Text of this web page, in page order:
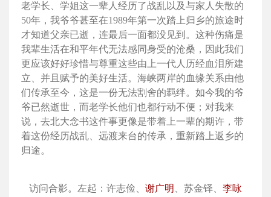
老学长、学姐这一辈人经历了战乱以及与家人失散的
50年，我爷爷甚至在1989年第一次踏上归乡的旅途时
才知道父亲已逝，连最后一面都没见到。这种伤痛是
我辈生活在和平年代无法感同身受的沧桑，因此我们
更应该好好珍惜与尊重这些由上一代人历经血泪所建
立、并且赋予的美好生活。海峡两岸的血缘关系由他
们传承至今，这是一份无法割舍的羁绊。如今我的爷
爷已然逝世，而老学长他们也都行动不便；对我来
说，去北大念书这件事更像是带着上一辈的期许，带
着这份经历战乱、远渡来台的传承，重新踏上返乡的
归途。
访问合影。左起：许志俭、 谢广明 、苏金铎、 李咏